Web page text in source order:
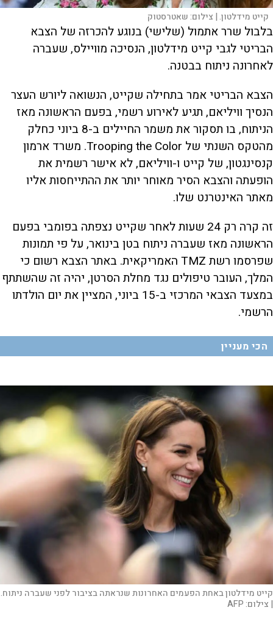
קייט מידלטון. | צילום:שאטרסטוק
בלבול שרר אתמול (שלישי) בנוגע להכרזה של הצבא
הבריטי לגבי קייט מידלטון, הנסיכה מוויילס, שעברה
לאחרונה ניתוח בבטנה.
הצבא הבריטי אמר בתחילה שקייט, הנשואה ליורש העצר
הנסיך וויליאם, תגיע לאירוע רשמי, בפעם הראשונה מאז
הניתוח, בו תסקור את משמר החיילים ב-8 ביוני כחלק
מהטקס השנתי של Trooping the Color. משרד ארמון
קנסינגטון, של קייט ו-וויליאם, לא אישר רשמית את
הופעתה והצבא הסיר מאוחר יותר את ההתייחסות אליו
מאתר האינטרנט שלו.
זה קרה רק 24 שעות לאחר שקייט נצפתה בפומבי בפעם
הראשונה מאז שעברה ניתוח בטן בינואר, על פי תמונות
שפרסמו רשת TMZ האמריקאית. באתר הצבא רשום כי
המלך, העובר טיפולים נגד מחלת הסרטן, יהיה זה שהשתתף
במצעד הצבאי המרכזי ב-15 ביוני, המציין את יום הולדתו
הרשמי.
הכי מעניין
קייט מידלטון באחת הפעמים האחרונות שנראתה בציבור לפני שעברה ניתוח.
| צילום:AFP